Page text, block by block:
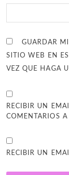
GUARDAR
SITIO WEB EN
VEZ QUE HAGA
RECIBIR UN
COMENTARIOS
RECIBIR UN